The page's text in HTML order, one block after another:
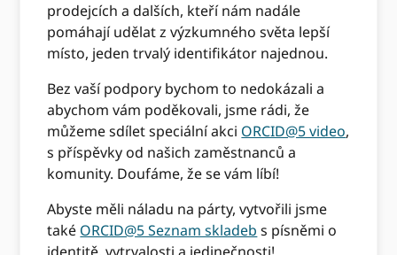
prodejcích a dalších, kteří nám nadále
pomáhají udělat z výzkumného světa lepší
místo, jeden trvalý identifikátor najednou.
Bez vaší podpory bychom to nedokázali a
abychom vám poděkovali, jsme rádi, že
můžeme sdílet speciální akci ORCID@5 video,
s příspěvky od našich zaměstnanců a
komunity. Doufáme, že se vám líbí!
Abyste měli náladu na párty, vytvořili jsme
také ORCID@5 Seznam skladeb s písněmi o